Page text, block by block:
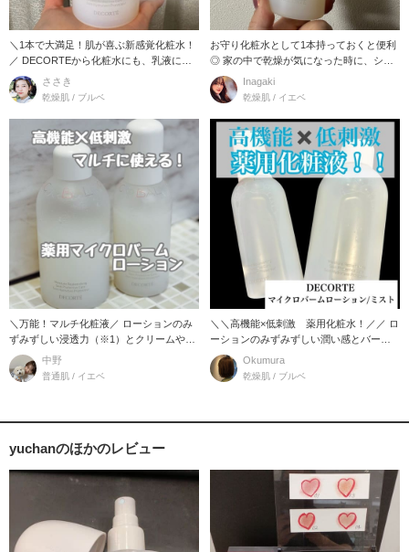
＼1本で大満足！肌が喜ぶ新感覚化粧水！
／ DECORTEから化粧水にも、乳液に
も、オール
ささき
乾燥肌 / ブルベ
お守り化粧水として1本持っておくと便利
◎ 家の中で乾燥が気になった時に、シュ
シュっとミス
Inagaki
乾燥肌 / イエベ
＼万能！マルチ化粧液／ ローションのみ
ずみずしい浸透力（※1）とクリームやバ
ームのシール
中野
普通肌 / イエベ
＼＼高機能×低刺激 薬用化粧水！／／ ロ
ーションのみずみずしい潤い感とバーム
のリッチな
Okumura
乾燥肌 / ブルベ
yuchanのほかのレビュー